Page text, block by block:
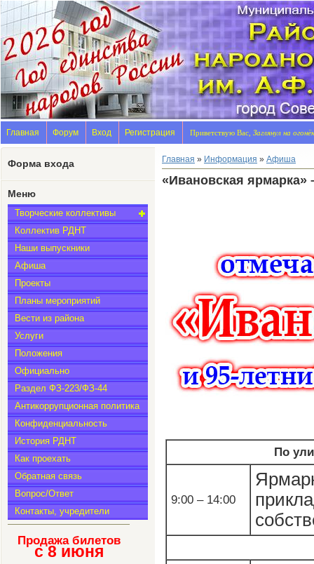
Главная Форум Вход Регистрация Приветствую Вас, Заглянул на огонёк
Форма входа
Меню
Творческие коллективы
Коллектив РДНТ
Наши выпускники
Афиша
Проекты
Планы мероприятий
Вести из района
Услуги
Положения
Официально
Раздел ФЗ-223/ФЗ-44
Антикоррупционная политика
Конфиденциальность
История РДНТ
Как проехать
Обратная связь
Вопрос/Ответ
Контакты, учредители
Продажа билетов
с 8 июня
Главная » Информация » Афиша
«Ивановская ярмарка»
По
9:00 – 14:00